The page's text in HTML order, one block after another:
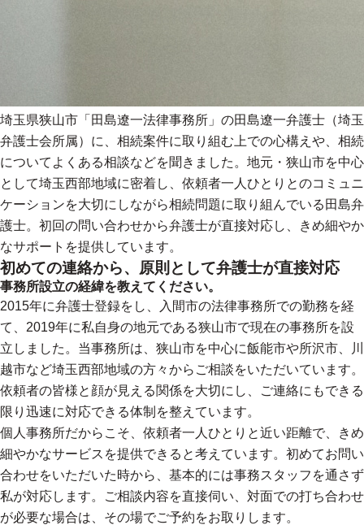
埼玉県狭山市「田島遼一法律事務所」の田島遼一弁護士（埼玉
弁護士会所属）に、相続案件に取り組む上での心構えや、相続
についてよくある相談などを聞きました。地元・狭山市を中心
として埼玉西部地域に密着し、依頼者一人ひとりとのコミュニ
ケーションを大切にしながら相続問題に取り組んでいる田島弁
護士。初回の問い合わせから弁護士が直接対応し、きめ細やか
なサポートを提供しています。
初めての連絡から、原則として弁護士が直接対応
事務所設立の経緯を教えてください。
2015年に弁護士登録をし、入間市の法律事務所での勤務を経
て、2019年に私自身の地元である狭山市で現在の事務所を設
立しました。当事務所は、狭山市を中心に飯能市や所沢市、川
越市など埼玉西部地域の方々からご相談をいただいています。
依頼者の皆様と顔が見える関係を大切にし、ご連絡にもできる
限り迅速に対応できる体制を整えています。
個人事務所だからこそ、依頼者一人ひとりと近い距離で、きめ
細やかなサービスを提供できると考えています。初めてお問い
合わせをいただいた時から、基本的には事務スタッフを通さず
私が対応します。ご相談内容を直接伺い、対面での打ち合わせ
が必要な場合は、その場でご予約をお取りします。